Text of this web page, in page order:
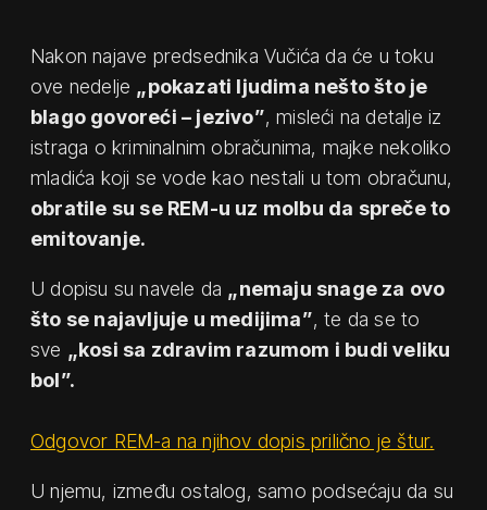
Nakon najave predsednika Vučića da će u toku
ove nedelje „pokazati ljudima nešto što je
blago govoreći – jezivo”, misleći na detalje iz
istraga o kriminalnim obračunima, majke nekoliko
mladića koji se vode kao nestali u tom obračunu,
obratile su se REM-u uz molbu da spreče to
emitovanje.
U dopisu su navele da „nemaju snage za ovo
što se najavljuje u medijima”, te da se to
sve „kosi sa zdravim razumom i budi veliku
bol”.
Odgovor REM-a na njihov dopis prilično je štur.
U njemu, između ostalog, samo podsećaju da su